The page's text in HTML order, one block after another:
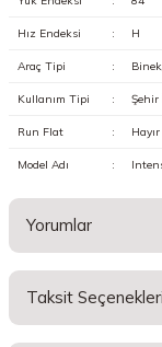
Hız Endeksi : H
Araç Tipi :
Kullanım Tipi : Şehir
Run Flat : Hayır
Model Adı :
Yorumlar
Taksit Seçenekleri